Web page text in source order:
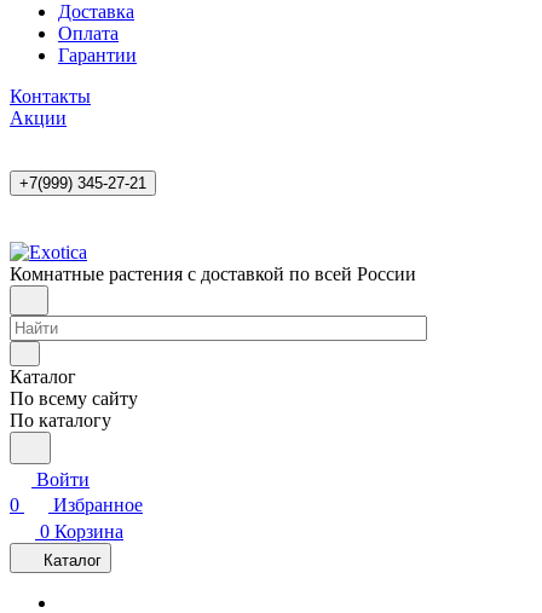
Доставка
Оплата
Гарантии
Контакты
Акции
+7(999) 345-27-21
Комнатные растения с доставкой по всей России
Каталог
По всему сайту
По каталогу
Войти
0
Избранное
0 Корзина
Каталог